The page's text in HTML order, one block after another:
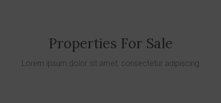
Properties For Sale
Lorem ipsum dolor sit amet, consectetur adipiscing